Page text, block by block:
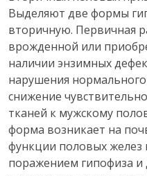
Выделяют две формы
вторичную. Первичная
врожденной или
наличии энзимных
нарушения нормального
снижение
тканей к мужскому
форма возникает на
функции половых желез
поражением гипофиза и